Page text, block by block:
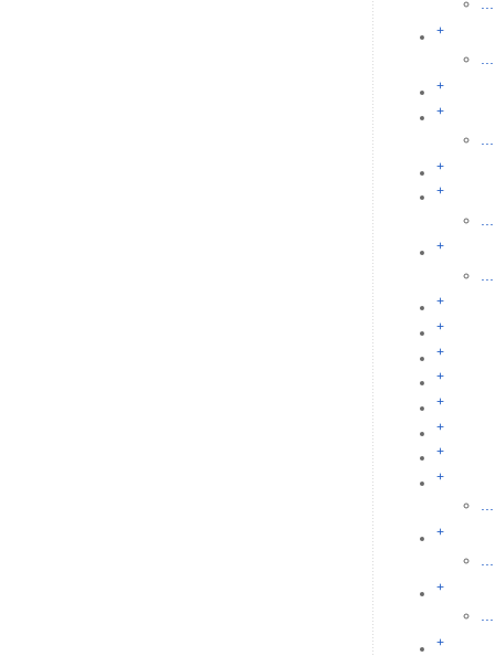
...
+
...
+
+
+
+
+
+
+
+
+
+
+
+
+
...
+
...
+
...
+